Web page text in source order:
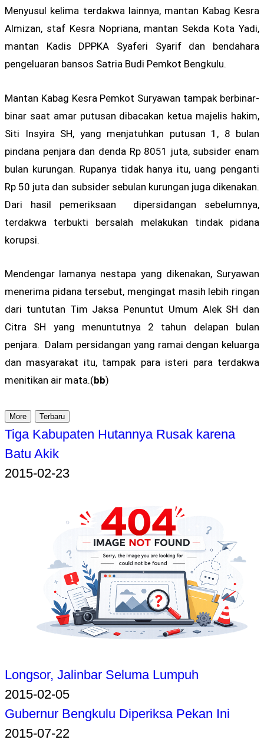
Menyusul kelima terdakwa lainnya, mantan Kabag Kesra
Almizan, staf Kesra Nopriana, mantan Sekda Kota Yadi,
mantan Kadis DPPKA Syaferi Syarif dan bendahara
pengeluaran bansos Satria Budi Pemkot Bengkulu.
Mantan Kabag Kesra Pemkot Suryawan tampak berbinar-
binar saat amar putusan dibacakan ketua majelis hakim,
Siti Insyira SH, yang menjatuhkan putusan 1, 8 bulan
pindana penjara dan denda Rp 8051 juta, subsider enam
bulan kurungan. Rupanya tidak hanya itu, uang penganti
Rp 50 juta dan subsider sebulan kurungan juga dikenakan.
Dari hasil pemeriksaan dipersidangan sebelumnya,
terdakwa terbukti bersalah melakukan tindak pidana
korupsi.
Mendengar lamanya nestapa yang dikenakan, Suryawan
menerima pidana tersebut, mengingat masih lebih ringan
dari tuntutan Tim Jaksa Penuntut Umum Alek SH dan
Citra SH yang menuntutnya 2 tahun delapan bulan
penjara. Dalam persidangan yang ramai dengan keluarga
dan masyarakat itu, tampak para isteri para terdakwa
menitikan air mata.(bb)
More Terbaru
Tiga Kabupaten Hutannya Rusak karena
Batu Akik
2015-02-23
Longsor, Jalinbar Seluma Lumpuh
2015-02-05
Gubernur Bengkulu Diperiksa Pekan Ini
2015-07-22